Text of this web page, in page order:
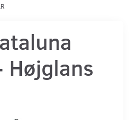
Højglans